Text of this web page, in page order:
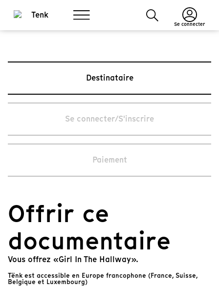
Se connecter
Destinataire
Se connecter/S'inscrire
Paiement
Offrir ce
documentaire
Vous offrez «Girl In The Hallway».
Tënk est accessible en Europe francophone (France, Suisse,
Belgique et Luxembourg)